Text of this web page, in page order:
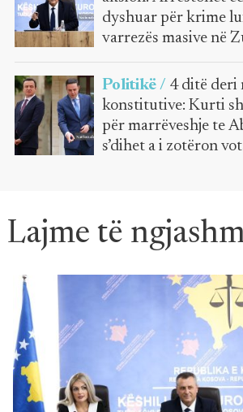
dyshuar për krime
varrezës masive në
Politikë / 4 ditë deri
konstitutive: Kurti
për marrëveshje te
s’dihet a i zotëron
Lajme të